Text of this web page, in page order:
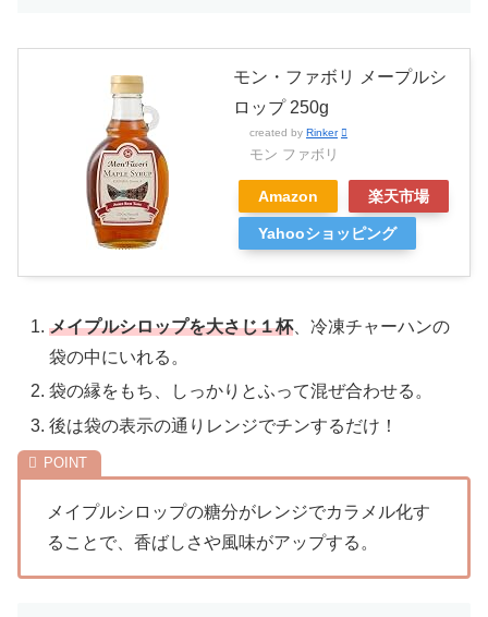
モン・ファボリ メープルシ
ロップ 250g
created by Rinker
モン ファボリ
Amazon 楽天市場
Yahooショッピング
メイプルシロップを大さじ１杯、冷凍チャーハンの
袋の中にいれる。
袋の縁をもち、しっかりとふって混ぜ合わせる。
後は袋の表示の通りレンジでチンするだけ！
メイプルシロップの糖分がレンジでカラメル化す
ることで、香ばしさや風味がアップする。